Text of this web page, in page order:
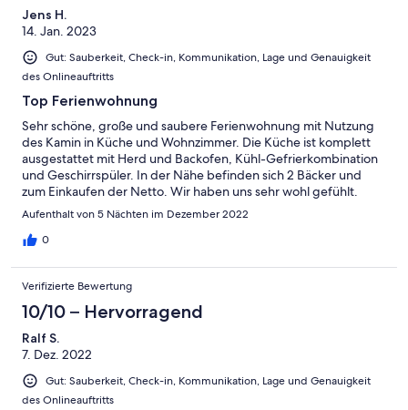
Jens H.
14. Jan. 2023
Gut: Sauberkeit, Check-in, Kommunikation, Lage und Genauigkeit
des Onlineauftritts
Top Ferienwohnung
Sehr schöne, große und saubere Ferienwohnung mit Nutzung
des Kamin in Küche und Wohnzimmer. Die Küche ist komplett
ausgestattet mit Herd und Backofen, Kühl-Gefrierkombination
und Geschirrspüler. In der Nähe befinden sich 2 Bäcker und
zum Einkaufen der Netto. Wir haben uns sehr wohl gefühlt.
Sehr nette Vermieter. Vielen Dank für den schönen Aufenthalt!
Aufenthalt von 5 Nächten im Dezember 2022
0
Verifizierte Bewertung
10/10 – Hervorragend
Ralf S.
7. Dez. 2022
Gut: Sauberkeit, Check-in, Kommunikation, Lage und Genauigkeit
des Onlineauftritts